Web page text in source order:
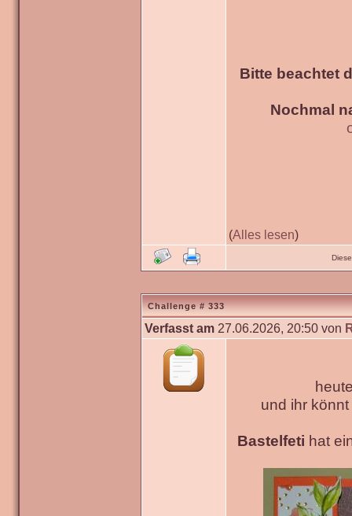
Bitte beachtet
Nochmal
(Alles lesen)
Challenge # 333
Verfasst am 27.06.2026, 20:50 von
und ihr
Bastelfeti hat